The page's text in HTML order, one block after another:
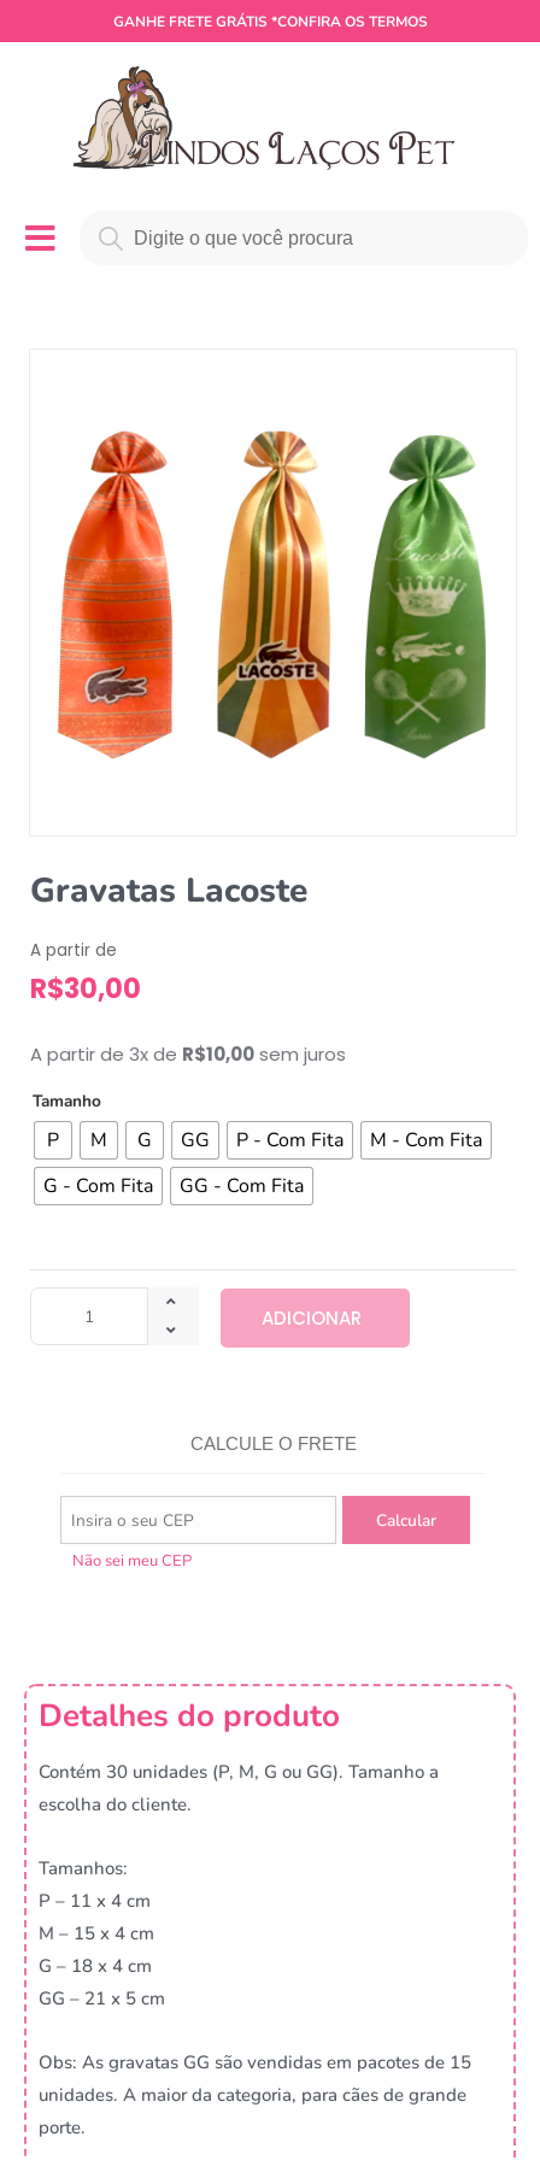
GANHE FRETE GRÁTIS *CONFIRA OS TERMOS
Gravatas Lacoste
A partir de
R$30,00
A partir de 3x de R$10,00sem juros
Tamanho
P M G GG P - Com Fita
M - Com Fita
G - Com Fita
GG - Com Fita
ADICIONAR
CALCULE O FRETE
Não sei meu CEP
Detalhes do produto
Contém 30 unidades (P, M, G ou GG). Tamanho a
escolha do cliente.
Tamanhos:
P – 11 x 4 cm
M – 15 x 4 cm
G – 18 x 4 cm
GG – 21 x 5 cm
Obs: As gravatas GG são vendidas em pacotes de 15
unidades. A maior da categoria, para cães de grande
porte.